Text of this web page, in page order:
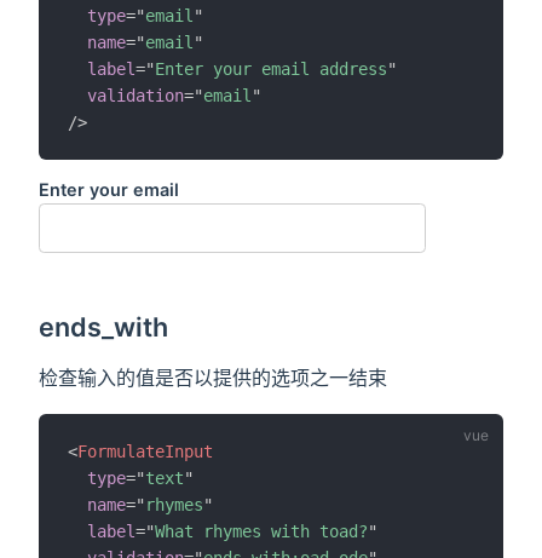
type="email"
name="email"
label="Enter your email address"
validation="email"
/>
Enter your email
ends_with
检查输入的值是否以提供的选项之一结束
<FormulateInput
type="text"
name=" rhymes"
label="What rhymes with toad?"